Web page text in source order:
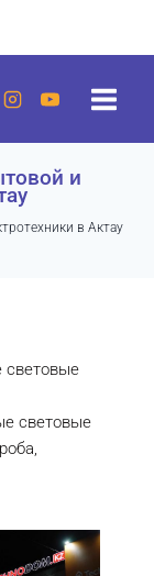
и
в Актау
световые